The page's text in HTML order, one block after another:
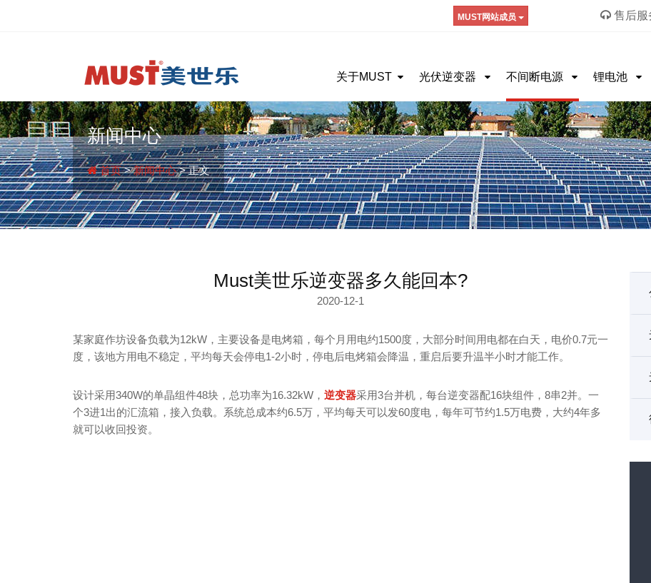
售后服
MUST网站成员
关于MUST 光伏逆变器 不间断电源 锂电池
新闻中心
首页>新闻中心> 正文
Must美世乐逆变器多久能回本?
2020-12-1
某家庭作坊设备负载为12kW，主要设备是电烤箱，每个月用电约1500度，大部分时间用电都在白天，电价0.7元一
度，该地方用电不稳定，平均每天会停电1-2小时，停电后电烤箱会降温，重启后要升温半小时才能工作。
设计采用340W的单晶组件48块，总功率为16.32kW， 逆变器采用3台并机，每台逆变器配16块组件，8串2并。一
个3进1出的汇流箱，接入负载。系统总成本约6.5万，平均每天可以发60度电，每年可节约1.5万电费，大约4年多
就可以收回投资。